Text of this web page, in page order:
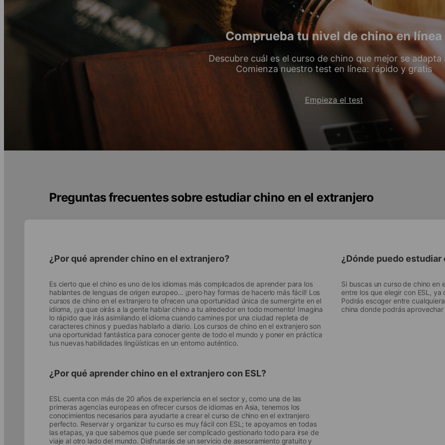
Comprueba tu nivel de chino en línea
Descubre cuál es el curso de chino que mejor se adapta
Comienza nuestro test en línea: rápido y gratis
Empieza el test
Preguntas frecuentes sobre estudiar chino en el extranjero
¿Por qué aprender chino en el extranjero?
Es cierto que el chino es uno de los idiomas más complicados de aprender para los
hablantes de lenguas de origen europeo... ¡pero hay formas de hacerlo más fácil! Los
cursos de chino en el extranjero te ofrecen una oportunidad única de sumergirte en el
idioma, ¡ya que oirás a la gente hablar chino a tu alrededor en todo momento! Imagina
lo rápido que irás asimilando el idioma cuando camines por una ciudad repleta de
caracteres chinos y puedas hablarlo a diario. Los cursos de chino en el extranjero son
una oportunidad fantástica para conocer gente de todo el mundo y poner en práctica
tus nuevas habilidades lingüísticas en un entorno auténtico.
¿Dónde puedo
Si buscas un curso de chino en
entre los que elegir con ESL,
Podrás escoger entre
china donde podrás
¿Por qué aprender chino en el extranjero con ESL?
ESL cuenta con más de 20 años de experiencia en el sector y, como una de las
primeras agencias europeas en ofrecer cursos de idiomas en Asia, tenemos los
conocimientos necesarios para ayudarte a crear el curso de chino en el extranjero
perfecto. Reservar y organizar tu curso es muy fácil con ESL; te apoyamos en todas
las etapas, ya que sabemos que puede ser complicado gestionarlo todo para irse de
viaje al otro lado del mundo. Disfrutarás de un servicio de asesoramiento gratuito y